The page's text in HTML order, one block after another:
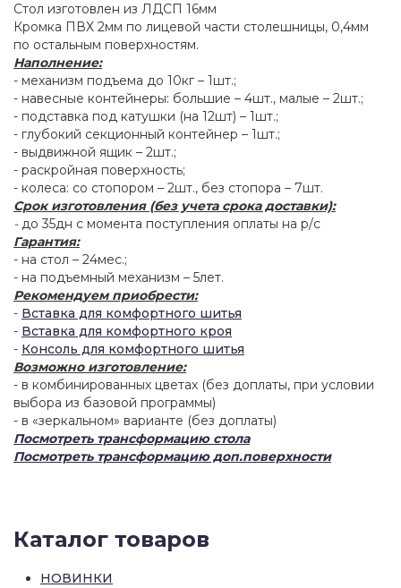
Стол изготовлен из ЛДСП 16мм
Кромка ПВХ 2мм по лицевой части столешницы, 0,4мм
по остальным поверхностям.
Наполнение:
- механизм подъема до 10кг – 1шт.;
- навесные контейнеры: большие – 4шт., малые – 2шт.;
- подставка под катушки (на 12шт) – 1шт.;
- глубокий секционный контейнер – 1шт.;
- выдвижной ящик – 2шт.;
- раскройная поверхность;
- колеса: со стопором – 2шт., без стопора – 7шт.
Срок изготовления (без учета срока доставки):
- до 35дн с момента поступления оплаты на р/с
Гарантия:
- на стол – 24мес.;
- на подъемный механизм – 5лет.
Рекомендуем приобрести:
- Вставка для комфортного шитья
- Вставка для комфортного кроя
- Консоль для комфортного шитья
Возможно изготовление:
- в комбинированных цветах (без доплаты, при условии
выбора из базовой программы)
- в «зеркальном» варианте (без доплаты)
Посмотреть трансформацию стола
Посмотреть трансформацию доп.поверхности
Каталог товаров
НОВИНКИ